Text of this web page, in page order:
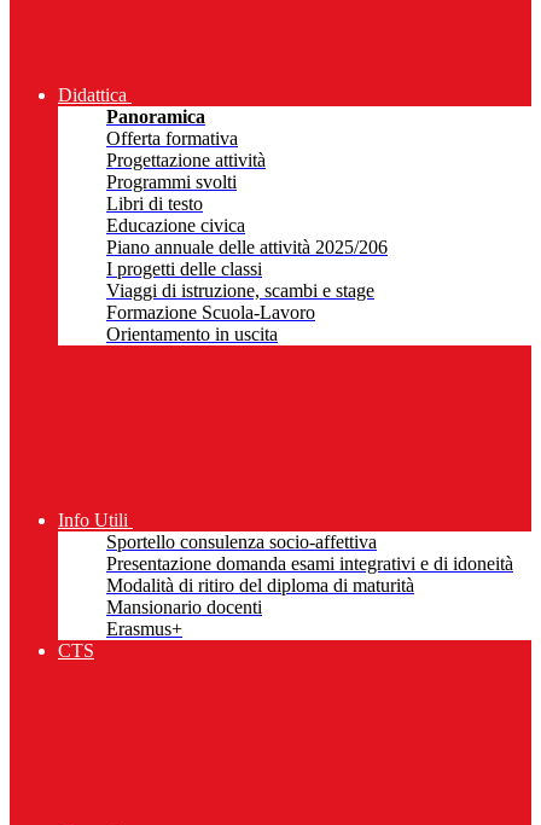
Didattica
Panoramica
Offerta formativa
Progettazione attività
Programmi svolti
Libri di testo
Educazione civica
Piano annuale delle attività 2025/206
I progetti delle classi
Viaggi di istruzione, scambi e stage
Formazione Scuola-Lavoro
Orientamento in uscita
Info Utili
Sportello consulenza socio-affettiva
Presentazione domanda esami integrativi e di idoneità
Modalità di ritiro del diploma di maturità
Mansionario docenti
Erasmus+
CTS